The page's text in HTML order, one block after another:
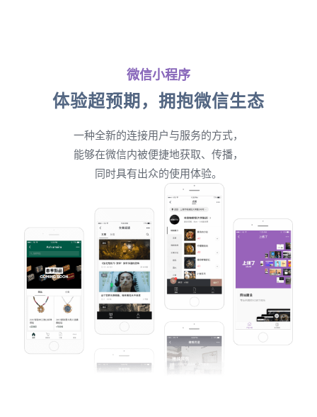
微信小程序
体验超预期，拥抱微信生态
一种全新的连接用户与服务的方式，
能够在微信内被便捷地获取、传播，
同时具有出众的使用体验。